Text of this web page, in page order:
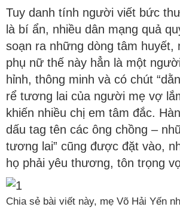
Tuy danh tính người viết bức
là bí ẩn, nhiều dân mạng quả
soạn ra những dòng tâm huyết,
phụ nữ thế này hẳn là một
hỉnh, thông minh và có chút
rể tương lai của người mẹ vợ
khiến nhiều chị em tâm đắc.
dấu tag tên các ông chồng –
tương lai” cũng được đặt vào,
họ phải yêu thương, tôn trọng
Chia sẻ bài viết này, mẹ Võ Hải Yến